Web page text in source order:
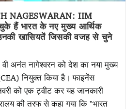
NAGESWARAN: IIM
हैं भारत के नए मुख्य आर्थिक
खासियतें जिसकी वजह से चुने
वी अनंत नागेश्वरन को देश का नया मुख्य
नियुक्त किया है। फाइनेंस
को एक ट्वीट कर यह जानकारी
की तरफ से कहा गया कि "भारत